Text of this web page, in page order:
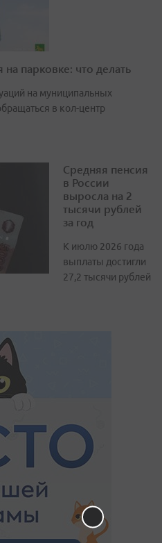
парковке: что делать
на муниципальных
в кол-центр
Средняя пенсия
в России
выросла на 2
тысячи рублей
за год
К июлю 2026 года
выплаты достигли
27,2 тысячи рублей